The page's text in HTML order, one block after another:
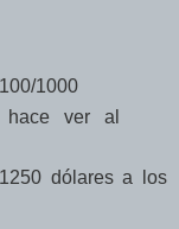
1000
ver al
dólares a los